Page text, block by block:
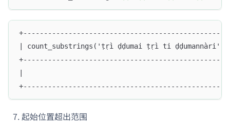
| count_substrings('ṭṛì ḍḍumai ṭṛì ti
起始位置超出范围